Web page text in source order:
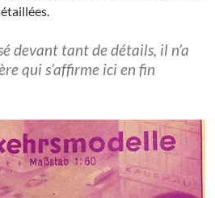
devant tant de détails, il n’a
qui s’affirme ici en fin